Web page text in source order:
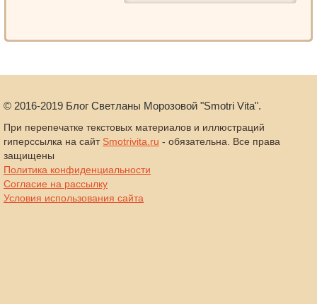
© 2016-2019 Блог Светланы Морозовой "Smotri Vita".
При перепечатке текстовых материалов и иллюстраций
гиперссылка на сайт Smotrivita.ru - обязательна. Все права
защищены
Политика конфиденциальности
Согласие на рассылку
Условия использования сайта